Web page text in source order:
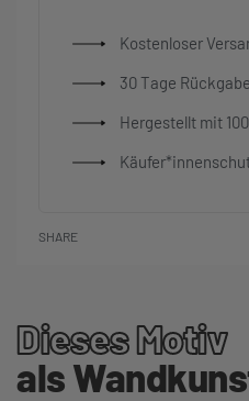
Kostenloser
30 Tage
Hergestellt mit
SHARE
Dieses Motiv
als